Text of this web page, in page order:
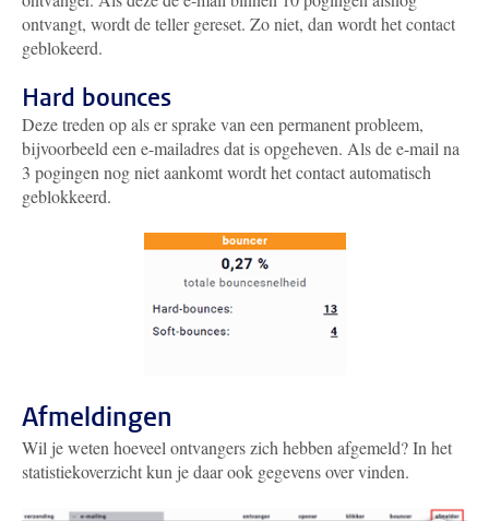
ontvangt, wordt de teller gereset. Zo niet, dan wordt het contact
geblokeerd.
Hard bounces
Deze treden op als er sprake van een permanent probleem,
bijvoorbeeld een e-mailadres dat is opgeheven. Als de e-mail na
3 pogingen nog niet aankomt wordt het contact automatisch
geblokkeerd.
Afmeldingen
Wil je weten hoeveel ontvangers zich hebben afgemeld? In het
statistiekoverzicht kun je daar ook gegevens over vinden.